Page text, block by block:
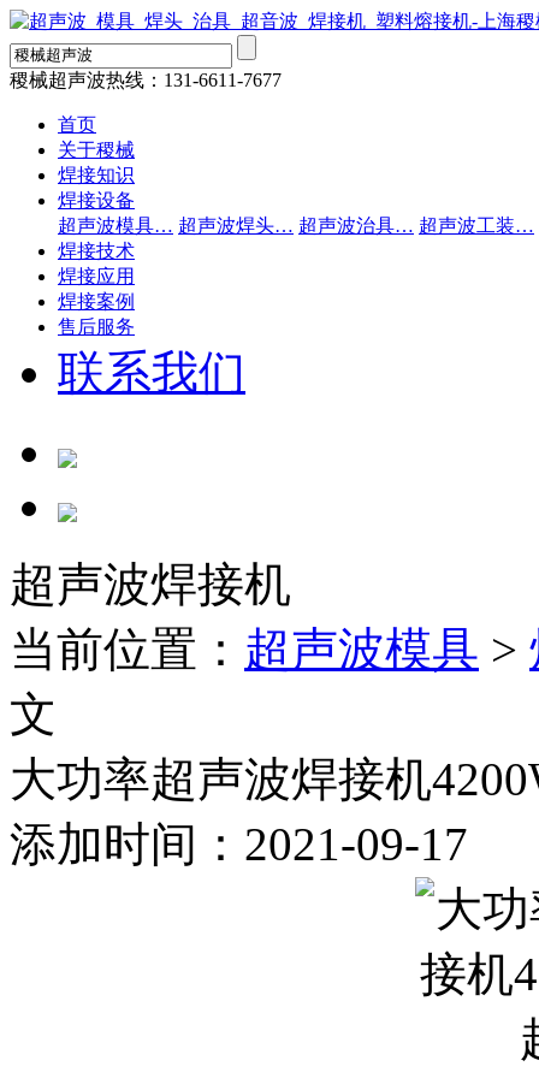
稷械超声波热线： 131-6611-7677
首页
关于稷械
焊接知识
焊接设备
超声波模具… 超声波焊头… 超声波治具… 超声波工装…
焊接技术
焊接应用
焊接案例
售后服务
联系我们
超声波焊接机
当前位置： 超声波模具 >
文
大功率超声波焊接机
添加时间：2021-09-17